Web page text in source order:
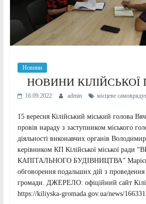
Новини
НОВИНИ
16.09.2022 admin місцеве
15 вересня Кілійський міський голова
провів нараду з заступником міського
діяльності виконавчих органів
керівником КП Кілійської міської ради
КАПІТАЛЬНОГО БУДІВНИЦТВА”
обговорення подальших дій з проведення
громади. ДЖЕРЕЛО: офіційний сайт
https://kiliyska-gromada.gov.ua/news/